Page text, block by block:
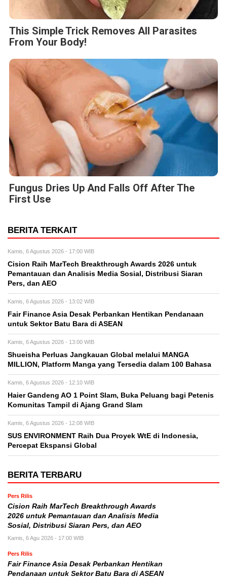
This Simple Trick Removes All Parasites
From Your Body!
Fungus Dries Up And Falls Off After The
First Use
BERITA TERKAIT
Kamis, 6 Agustus 2026 - 17:00 WIB
Cision Raih MarTech Breakthrough Awards 2026 untuk
Pemantauan dan Analisis Media Sosial, Distribusi Siaran
Pers, dan AEO
Kamis, 6 Agustus 2026 - 13:02 WIB
Fair Finance Asia Desak Perbankan Hentikan Pendanaan
untuk Sektor Batu Bara di ASEAN
Kamis, 6 Agustus 2026 - 13:00 WIB
Shueisha Perluas Jangkauan Global melalui MANGA
MILLION, Platform Manga yang Tersedia dalam 100 Bahasa
Kamis, 6 Agustus 2026 - 12:10 WIB
Haier Gandeng AO 1 Point Slam, Buka Peluang bagi Petenis
Komunitas Tampil di Ajang Grand Slam
Kamis, 6 Agustus 2026 - 12:08 WIB
SUS ENVIRONMENT Raih Dua Proyek WtE di Indonesia,
Percepat Ekspansi Global
BERITA TERBARU
Pers Rilis
Cision Raih MarTech Breakthrough Awards
2026 untuk Pemantauan dan Analisis Media
Sosial, Distribusi Siaran Pers, dan AEO
Kamis, 6 Agu 2026 - 17:00 WIB
Pers Rilis
Fair Finance Asia Desak Perbankan Hentikan
Pendanaan untuk Sektor Batu Bara di ASEAN